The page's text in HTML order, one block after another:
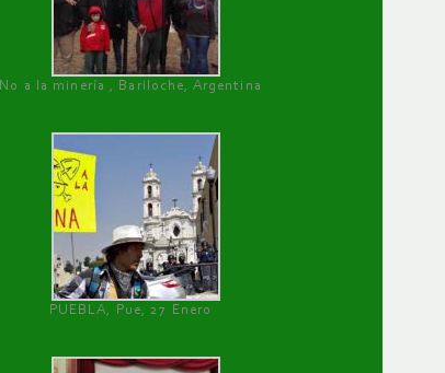
No a la minería , Bariloche, Argentina
PUEBLA, Pue, 27 Enero